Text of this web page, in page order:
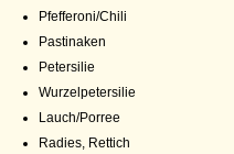
Pfefferoni/Chili
Pastinaken
Petersilie
Wurzelpetersilie
Lauch/Porree
Radies, Rettich